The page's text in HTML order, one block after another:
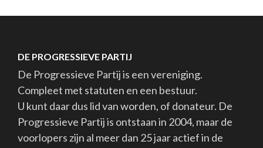
DE PROGRESSIEVE PARTIJ
De Progressieve Partij is een vereniging.
Compleet met statuten en een bestuur.
U kunt daar dus lid van worden, of donateur. De
Progressieve Partij is ontstaan in 2004, maar de
voorlopers zijn al meer dan 25 jaar actief in de